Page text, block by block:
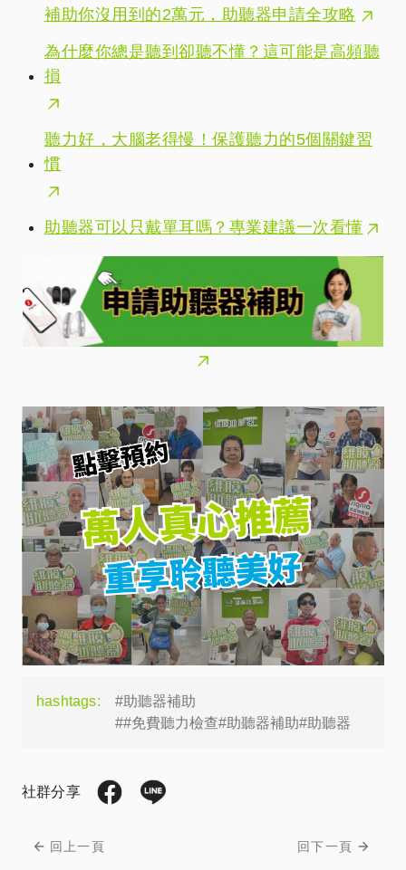
補助你沒用到的2萬元，助聽器申請全攻略
為什麼你總是聽到卻聽不懂？這可能是高頻聽
損
聽力好，大腦老得慢！保護聽力的5個關鍵習
慣
助聽器可以只戴單耳嗎？專業建議一次看懂
hashtags:
#助聽器補助
##免費聽力檢查#助聽器補助#助聽器
社群分享
回上一頁 回下一頁